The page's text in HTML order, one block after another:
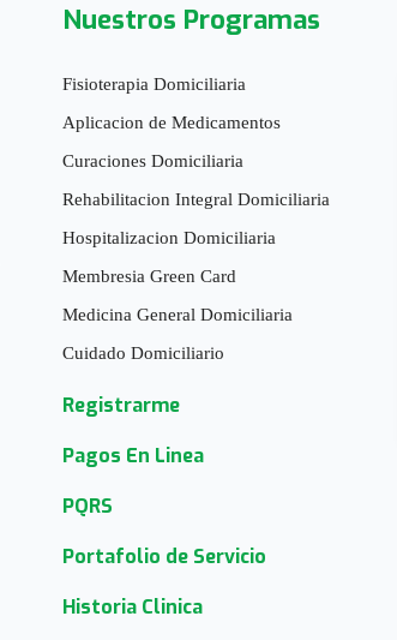
Nuestros Programas
Fisioterapia Domiciliaria
Aplicacion de Medicamentos
Curaciones Domiciliaria
Rehabilitacion Integral Domiciliaria
Hospitalizacion Domiciliaria
Membresia Green Card
Medicina General Domiciliaria
Cuidado Domiciliario
Registrarme
Pagos En Linea
PQRS
Portafolio de Servicio
Historia Clinica